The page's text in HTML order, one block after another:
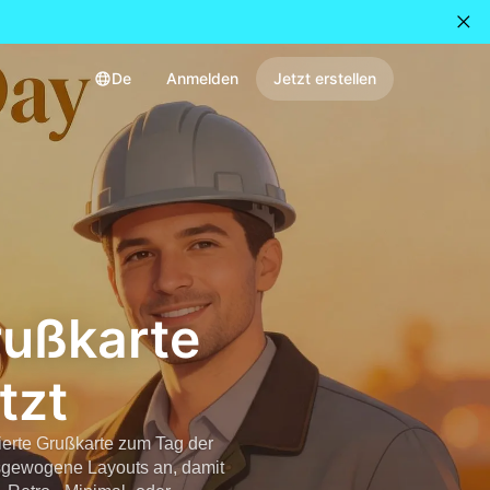
De Anmelden Jetzt erstellen
Grußkarte zum Tag der
Layouts an, damit